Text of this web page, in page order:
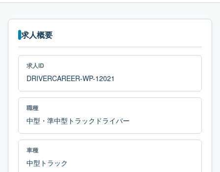
求人概要
求人ID
DRIVERCAREER-WP-12021
職種
中型・準中型トラックドライバー
車種
中型トラック